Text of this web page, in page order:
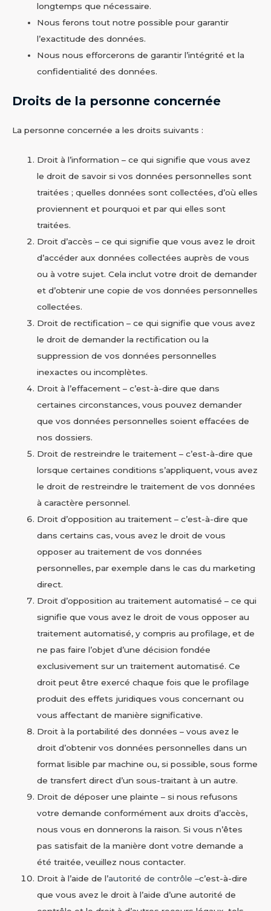
longtemps que nécessaire.
Nous ferons tout notre possible pour garantir
l’exactitude des données.
Nous nous efforcerons de garantir l’intégrité et la
confidentialité des données.
Droits de la personne concernée
La personne concernée a les droits suivants :
Droit à l’information – ce qui signifie que vous avez
le droit de savoir si vos données personnelles sont
traitées ; quelles données sont collectées, d’où elles
proviennent et pourquoi et par qui elles sont
traitées.
Droit d’accès – ce qui signifie que vous avez le droit
d’accéder aux données collectées auprès de vous
ou à votre sujet. Cela inclut votre droit de demander
et d’obtenir une copie de vos données personnelles
collectées.
Droit de rectification – ce qui signifie que vous avez
le droit de demander la rectification ou la
suppression de vos données personnelles
inexactes ou incomplètes.
Droit à l’effacement – c’est-à-dire que dans
certaines circonstances, vous pouvez demander
que vos données personnelles soient effacées de
nos dossiers.
Droit de restreindre le traitement – c’est-à-dire que
lorsque certaines conditions s’appliquent, vous avez
le droit de restreindre le traitement de vos données
à caractère personnel.
Droit d’opposition au traitement – c’est-à-dire que
dans certains cas, vous avez le droit de vous
opposer au traitement de vos données
personnelles, par exemple dans le cas du marketing
direct.
Droit d’opposition au traitement automatisé – ce qui
signifie que vous avez le droit de vous opposer au
traitement automatisé, y compris au profilage, et de
ne pas faire l’objet d’une décision fondée
exclusivement sur un traitement automatisé. Ce
droit peut être exercé chaque fois que le profilage
produit des effets juridiques vous concernant ou
vous affectant de manière significative.
Droit à la portabilité des données – vous avez le
droit d’obtenir vos données personnelles dans un
format lisible par machine ou, si possible, sous forme
de transfert direct d’un sous-traitant à un autre.
Droit de déposer une plainte – si nous refusons
votre demande conformément aux droits d’accès,
nous vous en donnerons la raison. Si vous n’êtes
pas satisfait de la manière dont votre demande a
été traitée, veuillez nous contacter.
Droit à l’aide de l’autorité de contrôle –c’est-à-dire
que vous avez le droit à l’aide d’une autorité de